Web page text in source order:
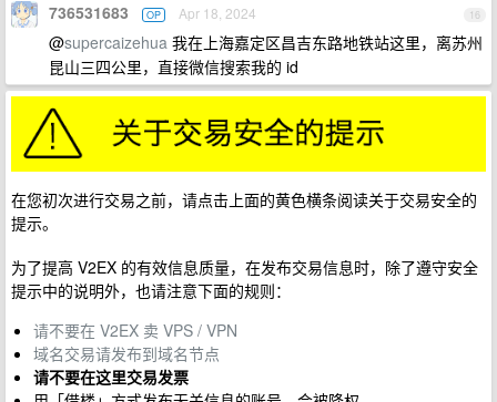
16
736531683 OP Apr 18, 2024
@supercaizehua 我在上海嘉定区昌吉东路地铁站这里，离苏州
昆山三四公里，直接微信搜索我的 id
在您初次进行交易之前，请点击上面的黄色横条阅读关于交易安全的
提示。
为了提高 V2EX 的有效信息质量，在发布交易信息时，除了遵守安全
提示中的说明外，也请注意下面的规则：
请不要在 V2EX 卖 VPS / VPN
域名交易请发布到域名节点
请不要在这里交易发票